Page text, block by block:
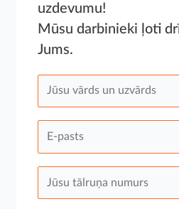
uzdevumu!
Mūsu darbinieki ļoti
Jums.